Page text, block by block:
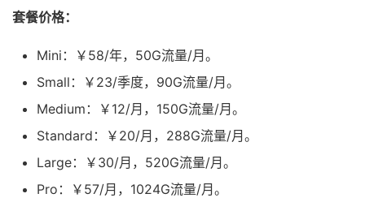
套餐价格：
Mini：￥58/年，50G流量/月。
Small：￥23/季度，90G流量/月。
Medium：￥12/月，150G流量/月。
Standard：￥20/月，288G流量/月。
Large：￥30/月，520G流量/月。
Pro：￥57/月，1024G流量/月。